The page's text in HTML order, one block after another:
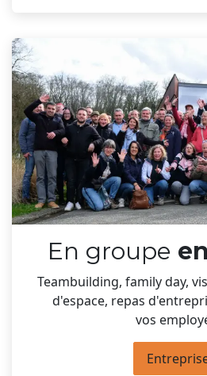
En groupe
Teambuilding, family day,
d'espace, repas
vos